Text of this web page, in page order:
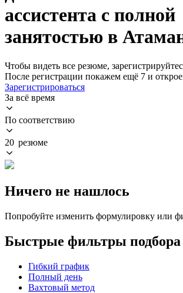
ассистента с полной
занятостью в
Чтобы видеть все резюме,
После регистрации покажем ещё 7 и
Зарегистрироваться
За всё время
По соответствию
20 резюме
Ничего не нашлось
Попробуйте изменить формулировку или
Быстрые фильтры подбора
Гибкий график
Полный день
Вахтовый метод